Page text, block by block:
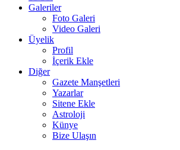
Galeriler
Foto Galeri
Video Galeri
Üyelik
Profil
İçerik Ekle
Diğer
Gazete Manşetleri
Yazarlar
Sitene Ekle
Astroloji
Künye
Bize Ulaşın